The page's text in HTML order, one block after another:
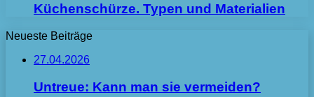
Küchenschürze. Typen und Materialien
Neueste Beiträge
27.04.2026
Untreue: Kann man sie vermeiden?